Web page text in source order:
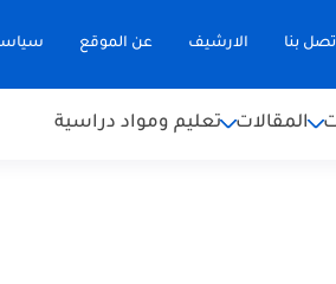
بنا الارشيف عن الموقع
المقالات تعليم ومواد دراسية